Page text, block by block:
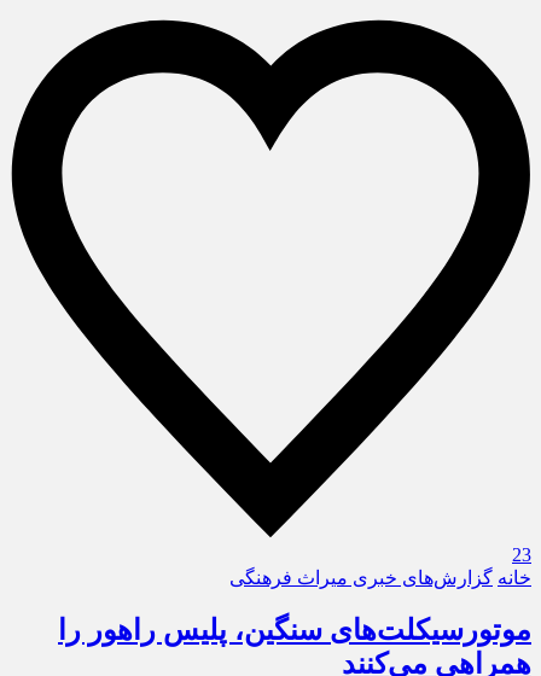
23
خانه گزارش‌های خبری میراث فرهنگی
موتورسیکلت‌های سنگین، پلیس راهور را
همراهی می‌کنند